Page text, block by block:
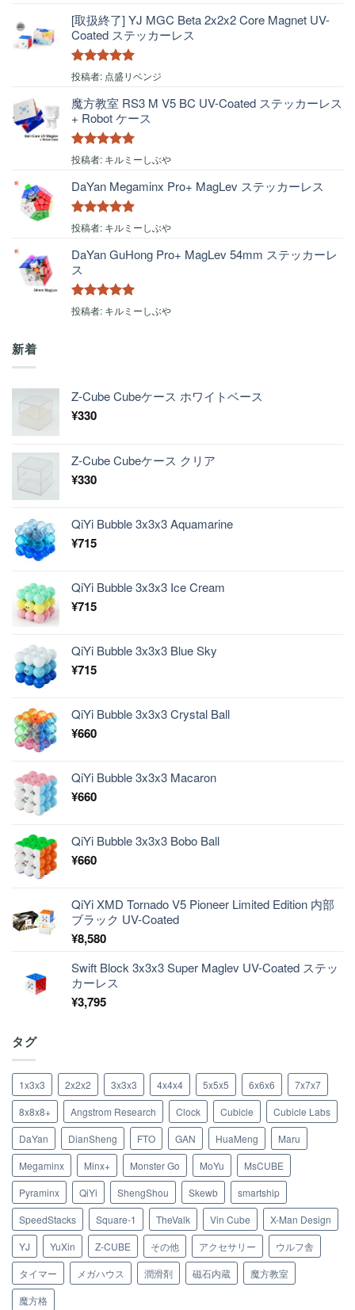
[取扱終了] YJ MGC Beta 2x2x2 Core Magnet UV-
Coated ステッカーレス
5段階中5の
投稿者: 点盛リベンジ
魔方教室 RS3 M V5 BC UV-Coated ステッカーレス
+ Robot ケース
5段階中5の
投稿者: キルミーしぶや
DaYan Megaminx Pro+ MagLev ステッカーレス
5段階中5の
投稿者: キルミーしぶや
DaYan GuHong Pro+ MagLev 54mm ステッカーレ
ス
5段階中5の
投稿者: キルミーしぶや
新着
Z-Cube Cubeケース ホワイトベース
¥330
Z-Cube Cubeケース クリア
¥330
QiYi Bubble 3x3x3 Aquamarine
¥715
QiYi Bubble 3x3x3 Ice Cream
¥715
QiYi Bubble 3x3x3 Blue Sky
¥715
QiYi Bubble 3x3x3 Crystal Ball
¥660
QiYi Bubble 3x3x3 Macaron
¥660
QiYi Bubble 3x3x3 Bobo Ball
¥660
QiYi XMD Tornado V5 Pioneer Limited Edition 内部
ブラック UV-Coated
¥8,580
Swift Block 3x3x3 Super Maglev UV-Coated ステッ
カーレス
¥3,795
タグ
1x3x3 2x2x2 3x3x3 4x4x4 5x5x5 6x6x6
7x7x7
8x8x8+
Angstrom Research Clock Cubicle
Cubicle Labs
DaYan
DianSheng FTO GAN HuaMeng
Maru
Megaminx
Minx+ Monster Go MoYu
MsCUBE
Pyraminx
QiYi ShengShou Skewb
smartship
SpeedStacks
Square-1 TheValk Vin Cube
X-Man Design
YJ
YuXin Z-CUBE その他 アクセサリー
ウルフ舎
タイマー
メガハウス 潤滑剤 磁石内蔵
魔方教室
魔方格